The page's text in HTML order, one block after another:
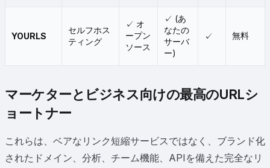
YOURLS
セルフホス
ティング
✓ オ
ープン
ソース
✓ (あ
なたの
サーバ
ー)
✓ 無料
マーケターとビジネス向けの最高のURLシ
ョートナー
これらは、ベアなリンク短縮サービスではなく、ブランド化
されたドメイン、分析、チーム機能、APIを備えた完全なリ